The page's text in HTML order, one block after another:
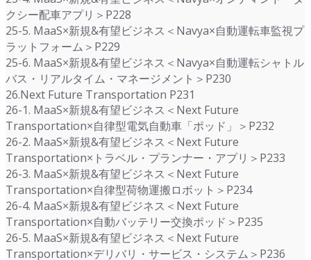
クシー配車アプリ＞P228
25-5. MaaS×新規&有望ビジネス＜Navya×自動運転車監視プ
ラットフォーム＞P229
25-6. MaaS×新規&有望ビジネス＜Navya×自動運転シャトル
バス・リアルタイム・マネージメント＞P230
26.Next Future Transportation P231
26-1. MaaS×新規&有望ビジネス＜Next Future
Transportation×自律型電気自動車「ポッド」＞P232
26-2. MaaS×新規&有望ビジネス＜Next Future
Transportation×トラベル・プランナー・アプリ＞P233
26-3. MaaS×新規&有望ビジネス＜Next Future
Transportation×自律型荷物運搬ロボット＞P234
26-4. MaaS×新規&有望ビジネス＜Next Future
Transportation×自動バッテリー交換ポッド＞P235
26-5. MaaS×新規&有望ビジネス＜Next Future
Transportation×デリバリ・サービス・システム＞P236